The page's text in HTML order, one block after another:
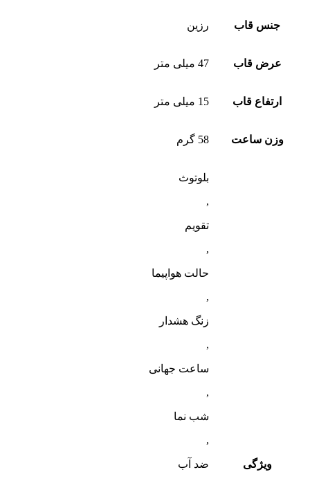
جنس قاب رزین
عرض قاب 47 میلی متر
ارتفاع قاب 15 میلی متر
وزن ساعت 58 گرم
ویژگی
بلوتوث
,
تقویم
,
حالت هواپیما
,
زنگ هشدار
,
ساعت جهانی
,
شب‌ نما
,
ضد آب